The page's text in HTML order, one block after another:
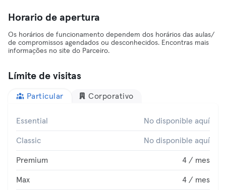
Horario de apertura
Os horários de funcionamento dependem dos horários das aulas/
de compromissos agendados ou desconhecidos. Encontras mais
informações no site do Parceiro.
Límite de visitas
Particular Corporativo
Essential No disponible aquí
Classic No disponible aquí
Premium 4 / mes
Max 4 / mes